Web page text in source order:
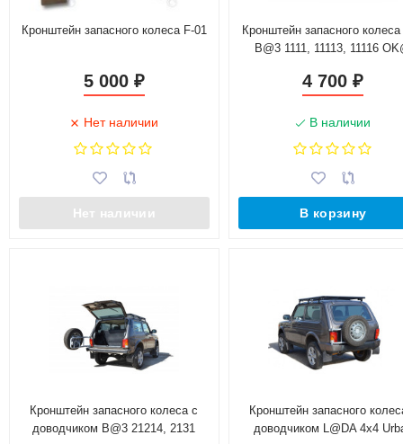
Кронштейн запасного колеса F-01
5 000 ₽
Нет наличии
Нет наличии
Кронштейн запасного
B@3 1111, 11113, 11116
4 700₽
В наличии
В корзину
Кронштейн запасного колеса с
доводчиком B@3 21214, 2131
Кронштейн запасного
доводчиком L@DA 4x4